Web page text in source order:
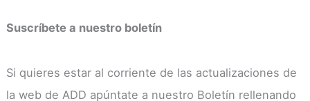
Suscríbete a nuestro boletín
Si quieres estar al corriente de las actualizaciones de
la web de ADD apúntate a nuestro Boletín rellenando